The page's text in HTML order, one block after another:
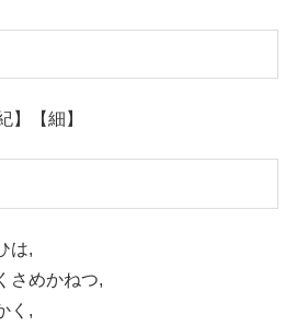
】【細】
は,
さめかねつ,
く,